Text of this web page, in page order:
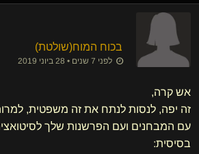
בכוח המוח​(שולטת)
לפני 7 שנים • 28 ביוני 2019
אש קרה,
זה יפה, לנסות לנתח את זה משפטית,
עם המבחנים ועם הפרשנות שלך
בסיסית: